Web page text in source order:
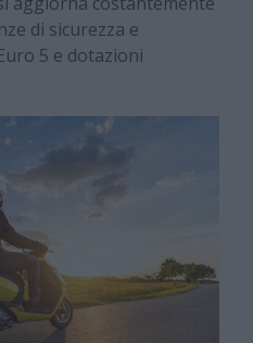
di sicurezza e
5 e dotazioni